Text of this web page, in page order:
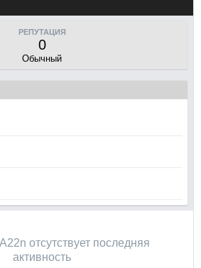
РЕПУТАЦИЯ
0
Обычный
отсутствует последняя
активность